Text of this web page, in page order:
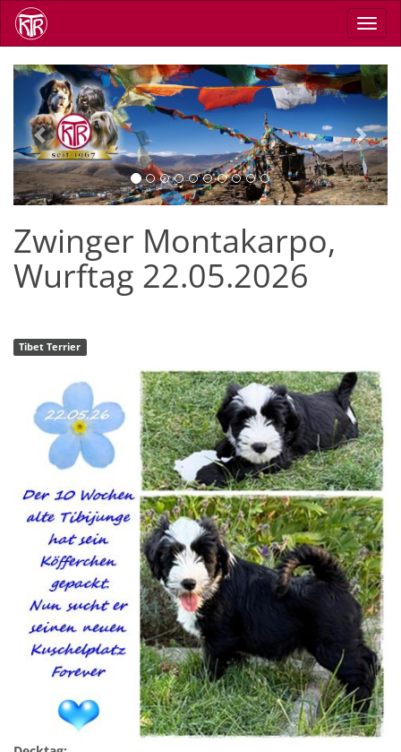
Direkt
zum
Inhalt
Previous Next
Zwinger Montakarpo,
Wurftag 22.05.2026
Tibet Terrier